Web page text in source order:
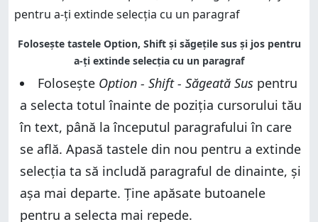
Folosește tastele Option, Shift și săgețile sus și jos pentru
a-ți extinde selecția cu un paragraf
Folosește Option - Shift - Săgeată Sus pentru
a selecta totul înainte de poziția cursorului tău
în text, până la începutul paragrafului în care
se află. Apasă tastele din nou pentru a extinde
selecția ta să includă paragraful de dinainte, și
așa mai departe. Ține apăsate butoanele
pentru a selecta mai repede.